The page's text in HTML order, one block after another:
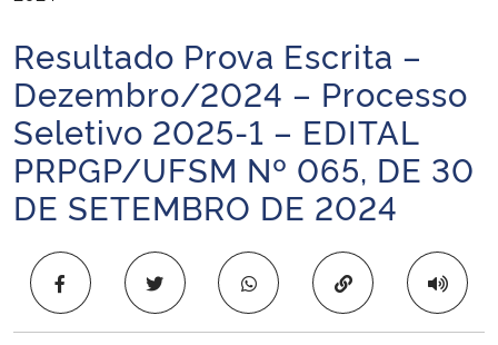
Ministério da Agricultura, Pecuária e Abastecimento
Ministério da Educação
Ministério da Cidadania
Ministério da Saúde
Ministério de Minas e Energia
Início do conteúdo
Resultado Prova Escrita –
Dezembro/2024 – Processo
Seletivo 2025-1 – EDITAL
PRPGP/UFSM Nº 065, DE 30
DE SETEMBRO DE 2024
Copiar para área